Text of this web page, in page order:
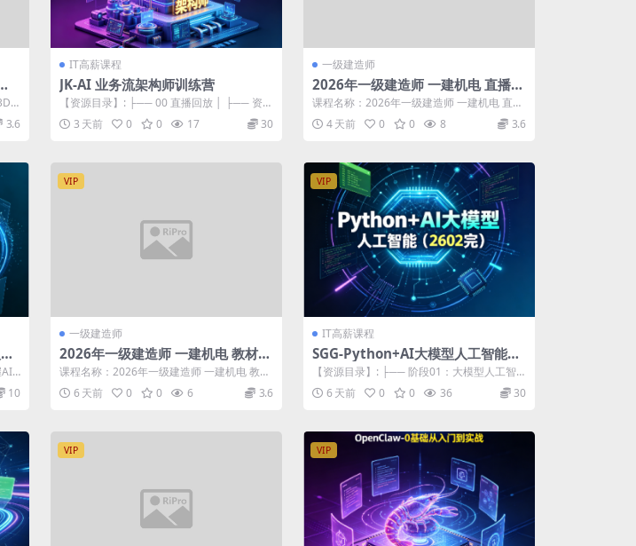
3.6
IT高薪课程
JK-AI 业务流架构师训练营
【资源目录】: ├── 00 直播回放 │ ├── 资料
│ │ ├── AI ...
3 天前 0 0 17 30
一级建造师
2026年一级建造师 一建机电 直播带
学班 唐鹤
课程名称：2026年一级建造师 一建机电 直播
带学班 唐鹤 更新进度： 资料 1...
4 天前 0 0 8 3.6
AI
10
VIP
一级建造师
2026年一级建造师 一建机电 教材精
讲班 王克、王子初
课程名称：2026年一级建造师 一建机电 教材
精讲班 王克、王子初 更新进度： ...
6 天前 0 0 6 3.6
VIP
IT高薪课程
SGG-Python+AI大模型人工智能
（2602完）
【资源目录】: ├── 阶段01：大模型人工智
能语言（25年7月开班） │ ├─...
6 天前 0 0 36 30
VIP VIP